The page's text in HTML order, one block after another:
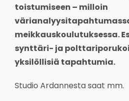
toistumiseen – milloin
meikkauskoulutuksessa.
synttäri- ja
yksilöllisiä tapahtumia.
Studio Ardannesta saat mm.